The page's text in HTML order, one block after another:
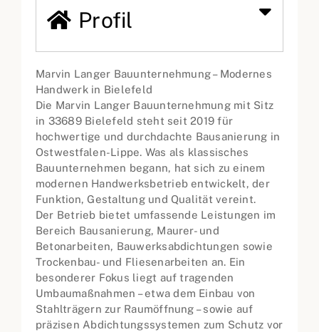
Profil
Marvin Langer Bauunternehmung – Modernes
Handwerk in Bielefeld
Die Marvin Langer Bauunternehmung mit Sitz
in 33689 Bielefeld steht seit 2019 für
hochwertige und durchdachte Bausanierung in
Ostwestfalen-Lippe. Was als klassisches
Bauunternehmen begann, hat sich zu einem
modernen Handwerksbetrieb entwickelt, der
Funktion, Gestaltung und Qualität vereint.
Der Betrieb bietet umfassende Leistungen im
Bereich Bausanierung, Maurer- und
Betonarbeiten, Bauwerksabdichtungen sowie
Trockenbau- und Fliesenarbeiten an. Ein
besonderer Fokus liegt auf tragenden
Umbaumaßnahmen – etwa dem Einbau von
Stahlträgern zur Raumöffnung – sowie auf
präzisen Abdichtungssystemen zum Schutz vor